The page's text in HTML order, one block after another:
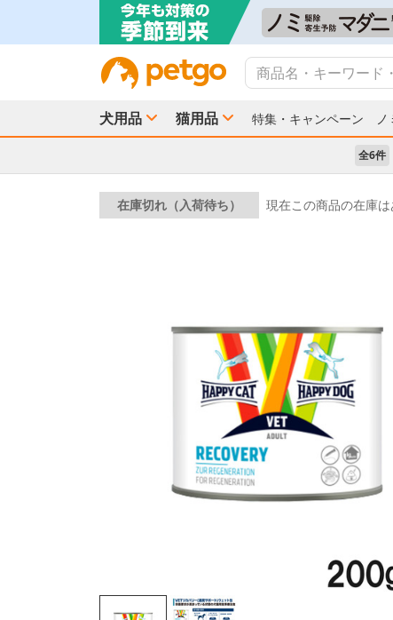
犬用品 猫用品 特集・キャンペーン
全6件
在庫切れ（入荷待ち） 現在この商品の在庫は